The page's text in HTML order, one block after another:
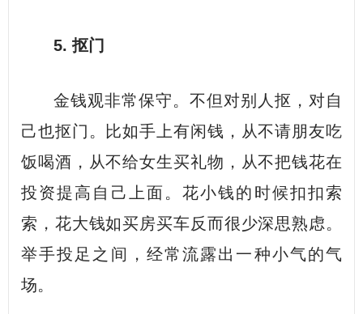
5. 抠门
金钱观非常保守。不但对别人抠，对自
己也抠门。比如手上有闲钱，从不请朋友吃
饭喝酒，从不给女生买礼物，从不把钱花在
投资提高自己上面。花小钱的时候扣扣索
索，花大钱如买房买车反而很少深思熟虑。
举手投足之间，经常流露出一种小气的气
场。